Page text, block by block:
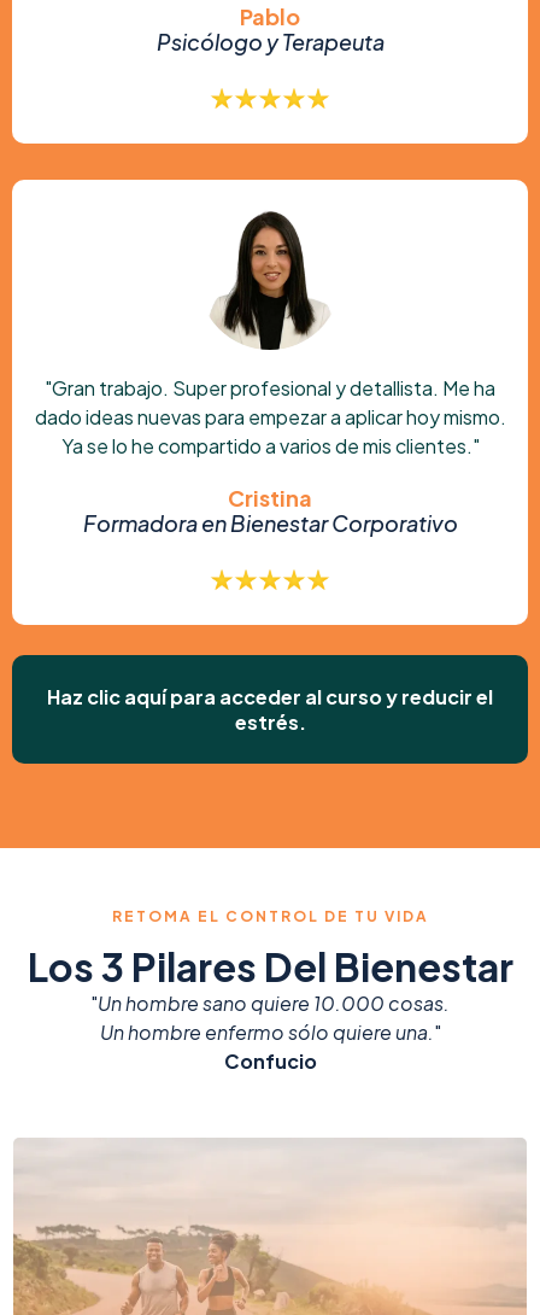
Pablo
Psicólogo y Terapeuta
"Gran trabajo. Super profesional y detallista. Me ha
dado ideas nuevas para empezar a aplicar hoy mismo.
Ya se lo he compartido a varios de mis clientes."
Cristina
Formadora en Bienestar Corporativo
Haz clic aquí para acceder al curso y reducir el
estrés.
RETOMA EL CONTROL DE TU VIDA
Los 3 Pilares Del Bienestar
"Un hombre sano quiere 10.000 cosas.
Un hombre enfermo sólo quiere una."
Confucio